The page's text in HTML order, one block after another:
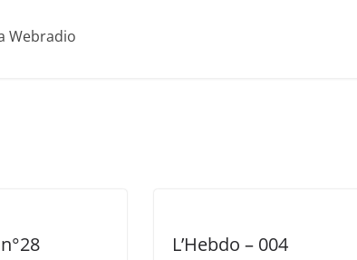
Webradio
L’Hebdo – 004